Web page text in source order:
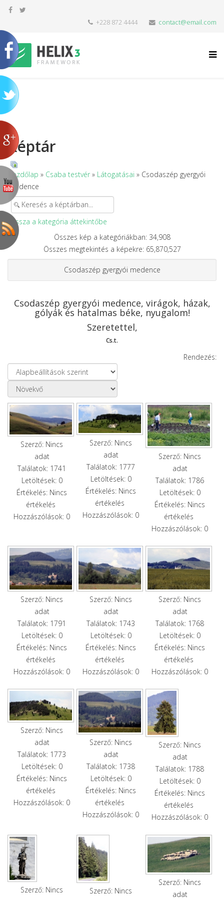
+228 872 4444 contact@email.com
Képtár
Kezdőlap » Csaba testvér » Látogatásai » Csodaszép gyergyói
medence
Vissza a kategória áttekintőbe
Összes kép a kategóriákban: 34,908
Összes megtekintés a képekre: 65,870,527
Csodaszép gyergyói medence
Csodaszép gyergyói medence, virágok, házak,
gólyák és hatalmas béke, nyugalom!
Szeretettel,
Cs.t.
Rendezés:
Szerző: Nincs
adat
Találatok: 1741
Letöltések: 0
Értékelés: Nincs
értékelés
Hozzászólások: 0
Szerző: Nincs
adat
Találatok: 1777
Letöltések: 0
Értékelés: Nincs
értékelés
Hozzászólások: 0
Szerző: Nincs
adat
Találatok: 1786
Letöltések: 0
Értékelés: Nincs
értékelés
Hozzászólások: 0
Szerző: Nincs
adat
Találatok: 1791
Letöltések: 0
Értékelés: Nincs
értékelés
Hozzászólások: 0
Szerző: Nincs
adat
Találatok: 1743
Letöltések: 0
Értékelés: Nincs
értékelés
Hozzászólások: 0
Szerző: Nincs
adat
Találatok: 1768
Letöltések: 0
Értékelés: Nincs
értékelés
Hozzászólások: 0
Szerző: Nincs
adat
Találatok: 1773
Letöltések: 0
Értékelés: Nincs
értékelés
Hozzászólások: 0
Szerző: Nincs
adat
Találatok: 1738
Letöltések: 0
Értékelés: Nincs
értékelés
Hozzászólások: 0
Szerző: Nincs
adat
Találatok: 1788
Letöltések: 0
Értékelés: Nincs
értékelés
Hozzászólások: 0
Szerző: Nincs
Szerző: Nincs
Szerző: Nincs
adat